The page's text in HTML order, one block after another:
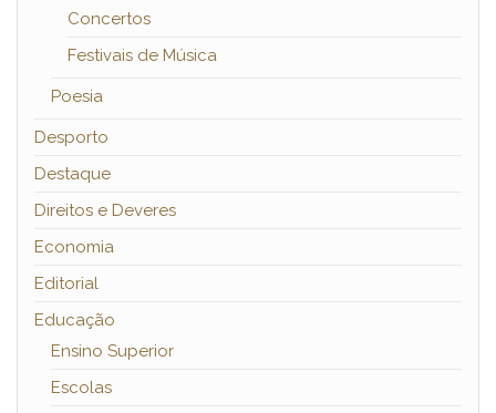
Concertos
Festivais de Música
Poesia
Desporto
Destaque
Direitos e Deveres
Economia
Editorial
Educação
Ensino Superior
Escolas